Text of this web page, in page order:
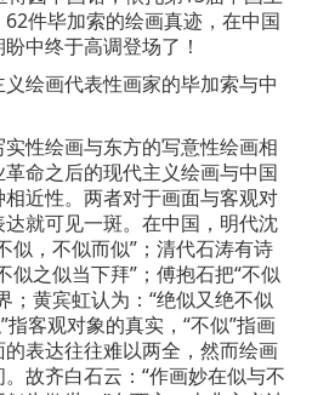
件毕加索的绘画真迹，在中国
中终于高调登场了！
绘画代表性画家的毕加索与中
性绘画与东方的写意性绘画相
命之后的现代主义绘画与中国
近性。两者对于画面与客观对
就可见一斑。在中国，明代沈
似，不似而似”；清代石涛有诗
似之似当下拜”；傅抱石把“不似
；黄宾虹认为：“绝似又绝不似
指客观对象的真实，“不似”指画
表达往往难以两全，然而绘画
。故齐白石云：“作画妙在似与不